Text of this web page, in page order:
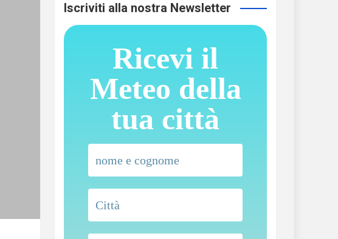
Iscriviti alla nostra Newsletter
Ricevi il
Meteo della
tua città